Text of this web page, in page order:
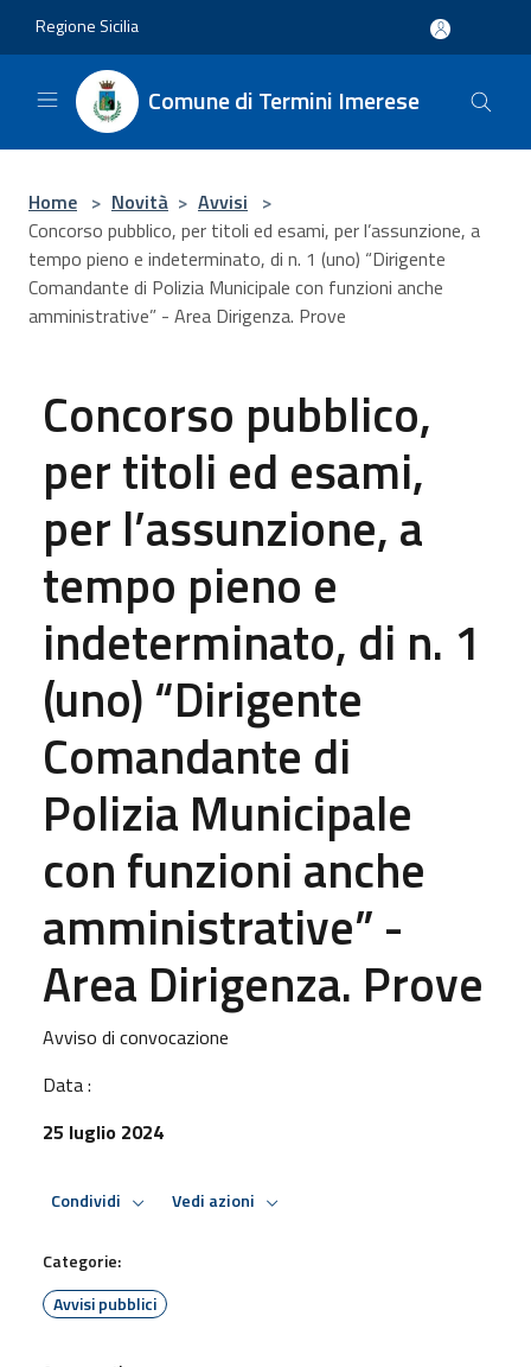
Regione Sicilia
Comune di Termini Imerese
Home > Novità > Avvisi >
Concorso pubblico, per titoli ed esami, per l’assunzione, a
tempo pieno e indeterminato, di n. 1 (uno) “Dirigente
Comandante di Polizia Municipale con funzioni anche
amministrative” - Area Dirigenza. Prove
Concorso pubblico,
per titoli ed esami,
per l’assunzione, a
tempo pieno e
indeterminato, di n. 1
(uno) “Dirigente
Comandante di
Polizia Municipale
con funzioni anche
amministrative” -
Area Dirigenza. Prove
Avviso di convocazione
Data :
25 luglio 2024
Condividi Vedi azioni
Categorie:
Avvisi pubblici